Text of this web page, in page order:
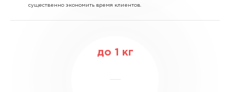
существенно экономить время клиентов.
до 1 кг